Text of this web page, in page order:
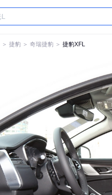
＞ 捷豹 ＞ 奇瑞捷豹 ＞ 捷豹XFL